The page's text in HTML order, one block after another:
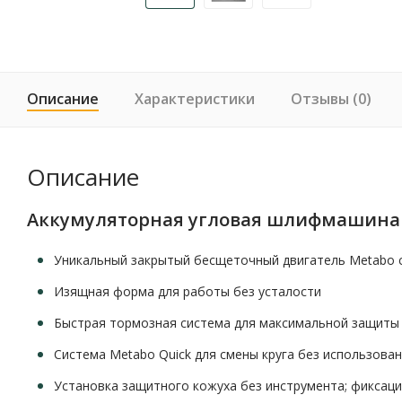
Описание Характеристики Отзывы (0)
Описание
Аккумуляторная угловая шлифмашина
Уникальный закрытый бесщеточный двигатель
Изящная форма для работы без усталости
Быстрая тормозная система для максимальной
Система Metabo Quick для смены круга без
Установка защитного кожуха без инструмента;